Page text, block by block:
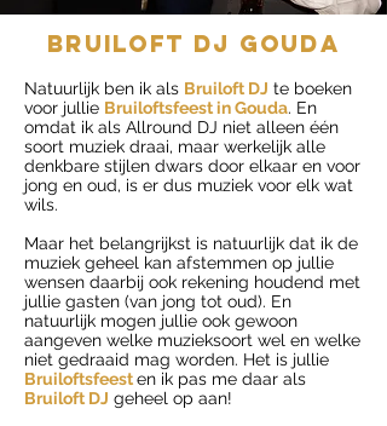
BRUILOFT DJ gouda
Natuurlijk ben ik als Bruiloft DJ te boeken
voor jullie Bruiloftsfeest in Gouda. En
omdat ik als Allround DJ niet alleen één
soort muziek draai, maar werkelijk alle
denkbare stijlen dwars door elkaar en voor
jong en oud, is er dus muziek voor elk wat
wils.
Maar het belangrijkst is natuurlijk dat ik de
muziek geheel kan afstemmen op jullie
wensen daarbij ook rekening houdend met
jullie gasten (van jong tot oud). En
natuurlijk mogen jullie ook gewoon
aangeven welke muzieksoort wel en welke
niet gedraaid mag worden. Het is jullie
Bruiloftsfeesten ik pas me daar als
Bruiloft DJ geheel op aan!